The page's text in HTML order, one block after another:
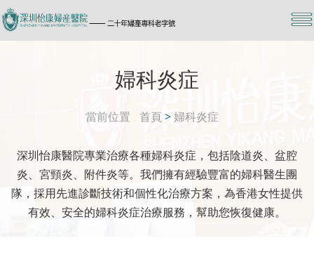
婦科炎症
當前位置 首頁>婦科炎症
深圳怡康醫院專業治療各種婦科炎症，包括陰道炎、盆腔
炎、宮頸炎、附件炎等。我們擁有經驗豐富的婦科醫生團
隊，採用先進診斷技術和個性化治療方案，為香港女性提供
有效、安全的婦科炎症治療服務，幫助您恢復健康。